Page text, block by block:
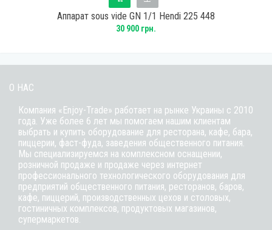
Аппарат sous vide GN 1/1 Hendi 225 448
30 900 грн.
О НАС
Компания «Enjoy-Trade» работает на рынке Украины с 2010
года. Уже более 6 лет мы помогаем нашим клиентам
выбрать и купить оборудование для ресторана, кафе, бара,
пиццерии, фаст-фуда, заведения общественного питания.
Мы специализируемся на комплексном оснащении,
розничной продаже и продаже через интернет
профессионального технологического оборудования для
предприятий общественного питания, ресторанов, баров,
кафе, пиццерий, производственных цехов и столовых,
гостиничных комплексов, продуктовых магазинов,
супермаркетов.